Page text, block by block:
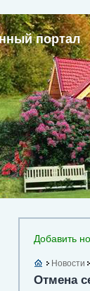
портал
Добавить
Новости
Отмена